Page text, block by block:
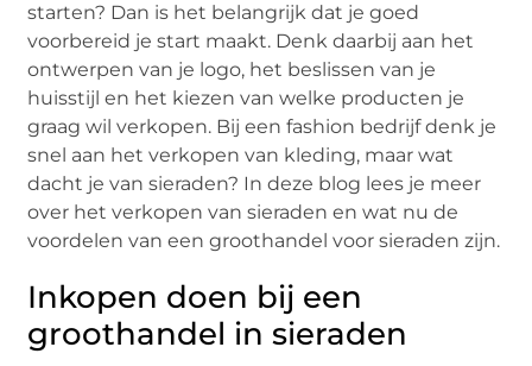
starten? Dan is het belangrijk dat je goed
voorbereid je start maakt. Denk daarbij aan het
ontwerpen van je logo, het beslissen van je
huisstijl en het kiezen van welke producten je
graag wil verkopen. Bij een fashion bedrijf denk je
snel aan het verkopen van kleding, maar wat
dacht je van sieraden? In deze blog lees je meer
over het verkopen van sieraden en wat nu de
voordelen van een groothandel voor sieraden zijn.
Inkopen doen bij een
groothandel in sieraden